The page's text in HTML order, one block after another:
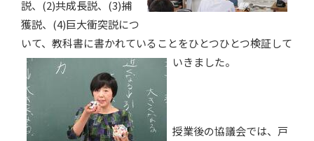
説、(2)共成長説、(3)捕
獲説、(4)巨大衝突説につ
いて、教科書に書かれていることをひとつひとつ検証して
いきました。
授業後の協議会では、戸